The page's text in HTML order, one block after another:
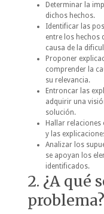
Determinar la
dichos hechos.
Identificar las
entre los hechos
causa de la
Proponer
comprender la
su relevancia.
Entroncar las
adquirir una
solución.
Hallar relaciones
y las
Analizar los
se apoyan los
identificados.
2. ¿A qué
problema?